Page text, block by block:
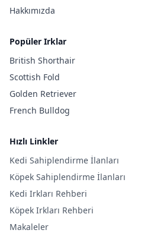
Hakkımızda
Popüler Irklar
British Shorthair
Scottish Fold
Golden Retriever
French Bulldog
Hızlı Linkler
Kedi Sahiplendirme İlanları
Köpek Sahiplendirme İlanları
Kedi Irkları Rehberi
Köpek Irkları Rehberi
Makaleler